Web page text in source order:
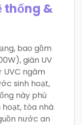
thống &
bao gồm
giàn UV
ngâm
sinh hoạt,
này phù
tòa nhà
nước an